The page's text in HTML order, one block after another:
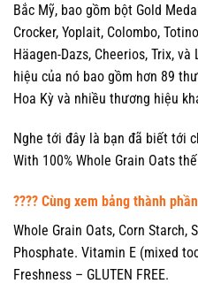
Bắc Mỹ, bao gồm bột Gold
Crocker, Yoplait, Colombo,
Häagen-Dazs, Cheerios, Trix,
hiệu của nó bao gồm hơn 89
Hoa Kỳ và nhiều thương hiệu
Nghe tới đây là bạn đã biết tới
With 100% Whole Grain Oats
???? Cùng xem bảng thành
Whole Grain Oats, Corn Starch,
Phosphate. Vitamin E (mixed
Freshness – GLUTEN FREE.